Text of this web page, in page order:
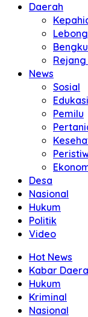
Daerah
Lebong
News
Sosial
Edukasi
Pemilu
Desa
Nasional
Hukum
Politik
Video
Hot News
Kabar
Hukum
Kriminal
Nasional